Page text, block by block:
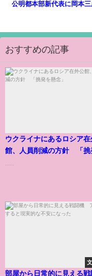
公明都本部新代表に岡本
おすすめの記事
ウクライナにあるロシア在
館、人員削減の方針 「挑
部屋から日常的に見える戦